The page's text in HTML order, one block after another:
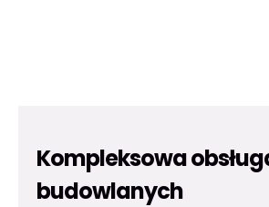
Kompleksowa
budowlanych